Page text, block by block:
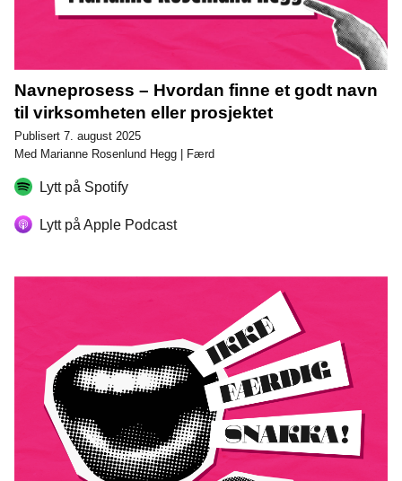
Navneprosess – Hvordan finne et godt navn
til virksomheten eller prosjektet
Publisert 7. august 2025
Med Marianne Rosenlund Hegg | Færd
Lytt på Spotify
Lytt på Apple Podcast